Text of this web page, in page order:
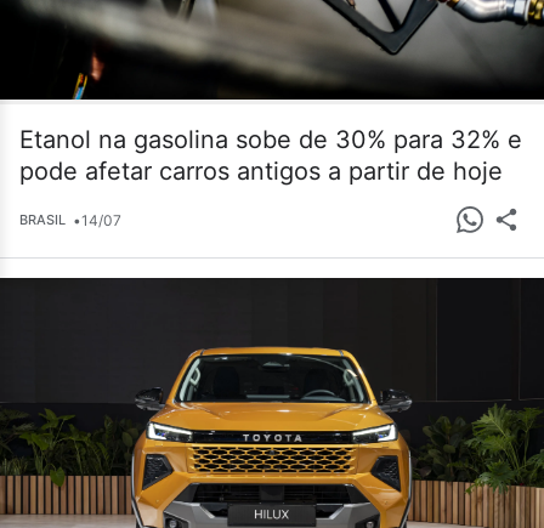
Etanol na gasolina sobe de 30% para 32% e
pode afetar carros antigos a partir de hoje
BRASIL •14/07